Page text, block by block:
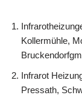
Kollermühle,
Infrarot
Pressath,